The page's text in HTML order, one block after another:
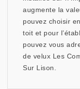
augmente la
pouvez choisir
toit et pour
pouvez vous
de velux Les
Sur Lison.